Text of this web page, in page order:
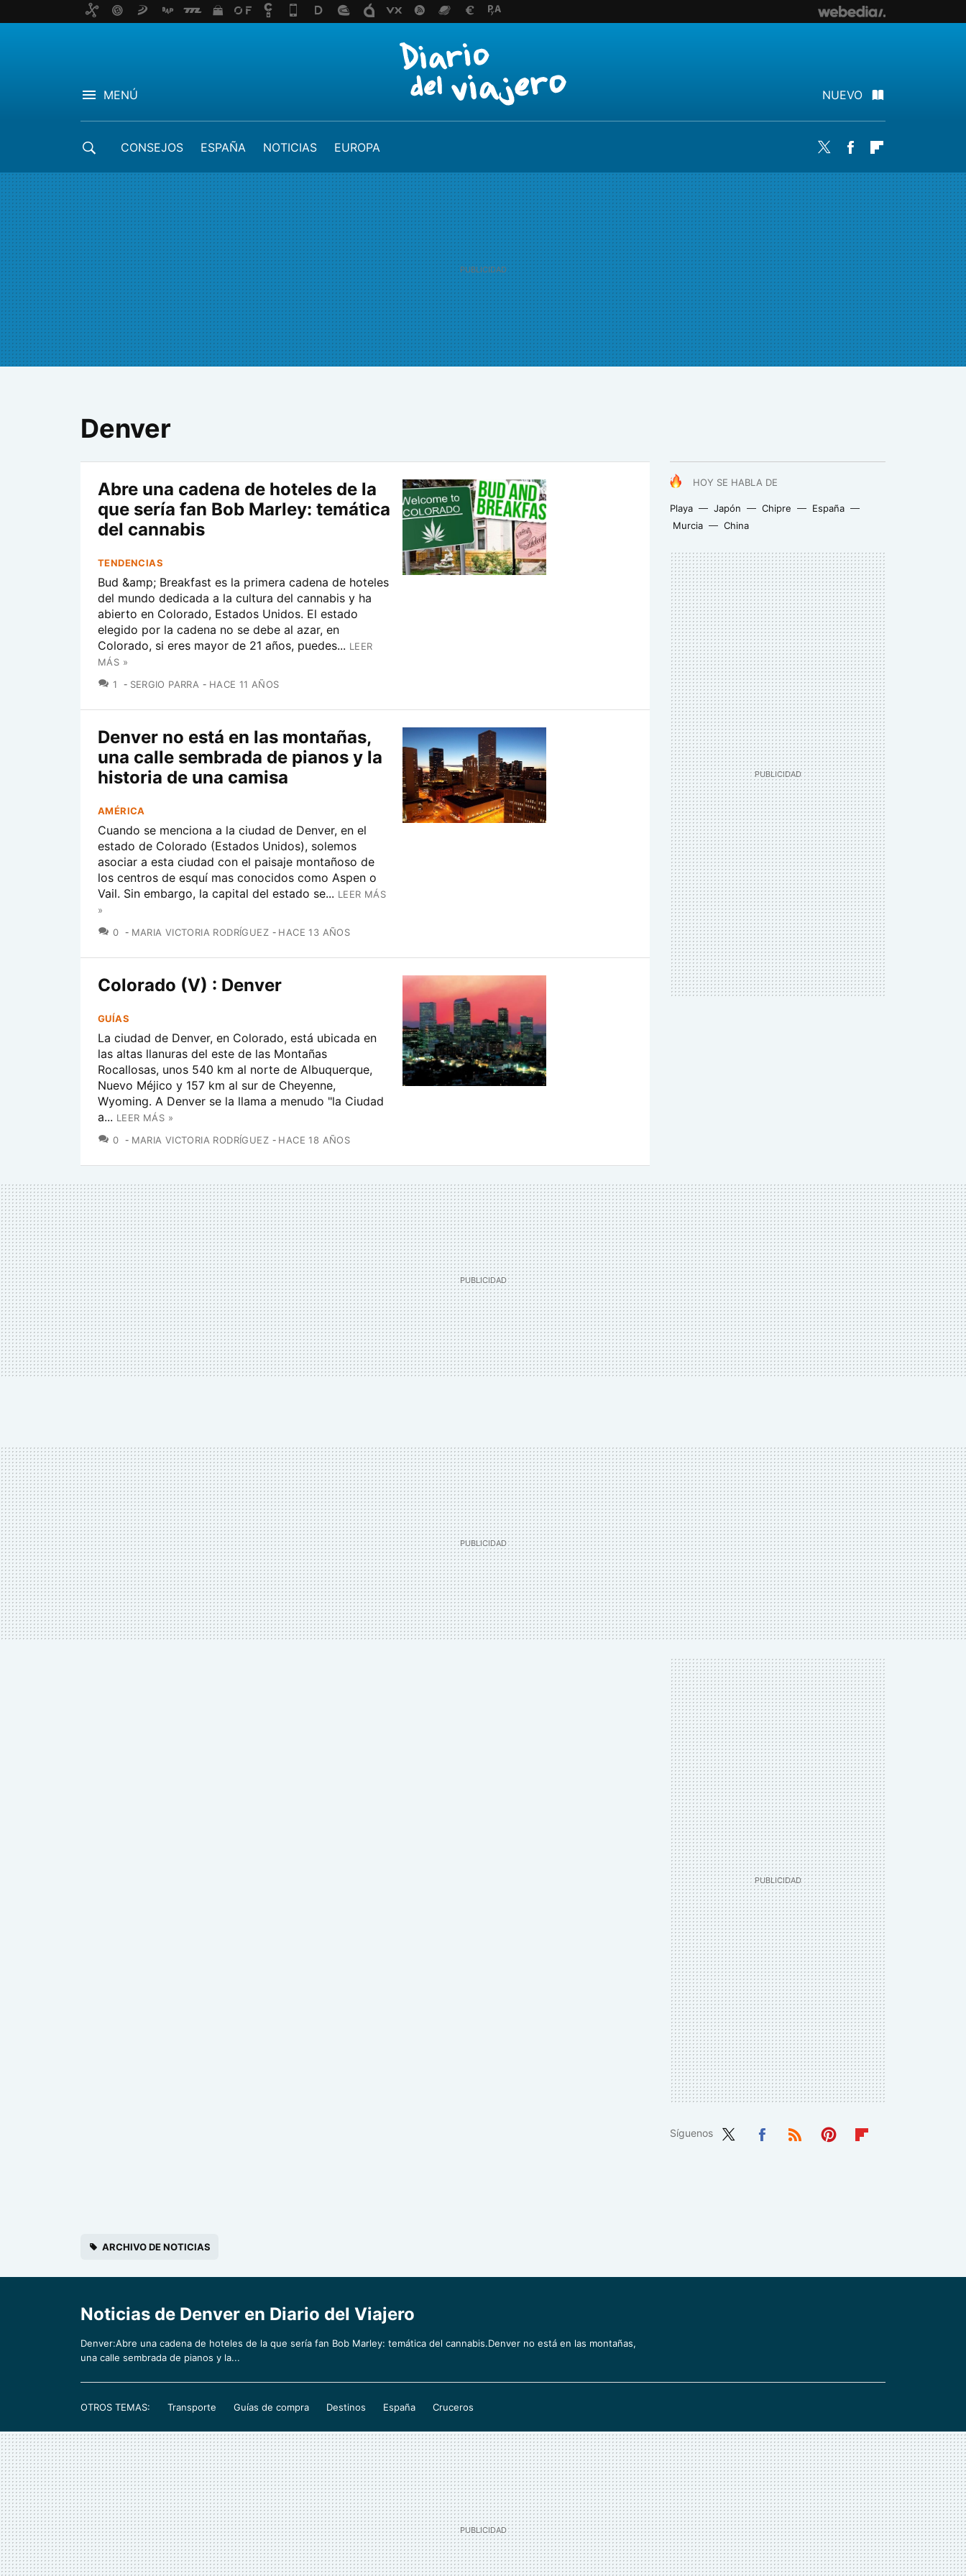
MENÚ NUEVO
CONSEJOS ESPAÑA NOTICIAS EUROPA Twitter Facebook
Denver
HOY SE HABLA DE
Playa Japón Chipre
España
Murcia
China
Abre una cadena de hoteles de la
que sería fan Bob Marley: temática
del cannabis
TENDENCIAS
Bud &amp; Breakfast es la primera cadena de hoteles
del mundo dedicada a la cultura del cannabis y ha
abierto en Colorado, Estados Unidos. El estado
elegido por la cadena no se debe al azar, en
Colorado, si eres mayor de 21 años, puedes... LEER
MÁS »
1
COMENTARIOS
SERGIO PARRA HACE 11 AÑOS
Denver no está en las montañas,
una calle sembrada de pianos y la
historia de una camisa
AMÉRICA
Cuando se menciona a la ciudad de Denver, en el
estado de Colorado (Estados Unidos), solemos
asociar a esta ciudad con el paisaje montañoso de
los centros de esquí mas conocidos como Aspen o
Vail. Sin embargo, la capital del estado se... LEER MÁS
»
0 COMENTARIOS
MARIA VICTORIA RODRÍGUEZ HACE 13 AÑOS
Colorado (V) : Denver
GUÍAS
La ciudad de Denver, en Colorado, está ubicada en
las altas llanuras del este de las Montañas
Rocallosas, unos 540 km al norte de Albuquerque,
Nuevo Méjico y 157 km al sur de Cheyenne,
Wyoming. A Denver se la llama a menudo "la Ciudad
a... LEER MÁS »
0 COMENTARIOS
MARIA VICTORIA RODRÍGUEZ HACE 18 AÑOS
Síguenos
ARCHIVO DE NOTICIAS
Noticias de Denver en Diario del Viajero
Denver:Abre una cadena de hoteles de la que sería fan Bob Marley: temática del cannabis.Denver no está en las montañas,
una calle sembrada de pianos y la...
OTROS TEMAS: Transporte Guías de compra Destinos España Cruceros